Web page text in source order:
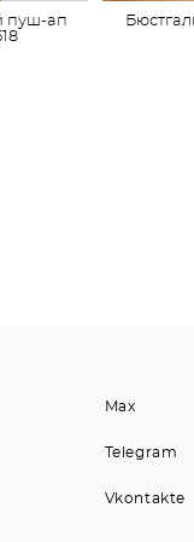
пуш-ап
Max
Telegram
Vkontakte